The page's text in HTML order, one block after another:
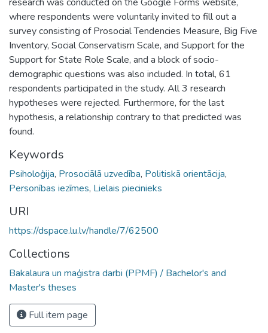
where respondents were voluntarily invited to fill out a
survey consisting of Prosocial Tendencies Measure, Big Five
Inventory, Social Conservatism Scale, and Support for the
Support for State Role Scale, and a block of socio-
demographic questions was also included. In total, 61
respondents participated in the study. All 3 research
hypotheses were rejected. Furthermore, for the last
hypothesis, a relationship contrary to that predicted was
found.
Keywords
Psiholoģija, Prosociālā uzvedība, Politiskā orientācija,
Personības iezīmes, Lielais piecinieks
URI
https://dspace.lu.lv/handle/7/62500
Collections
Bakalaura un maģistra darbi (PPMF) / Bachelor's and
Master's theses
Full item page